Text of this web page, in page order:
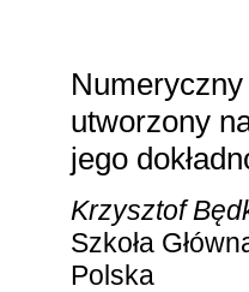
utworzony
jego
Krzysztof
Szkoła
Polska